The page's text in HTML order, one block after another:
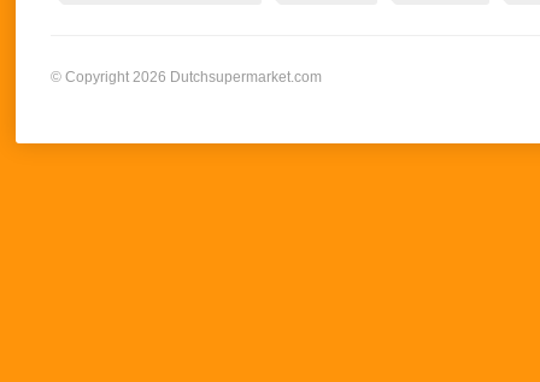
© Copyright 2026 Dutchsupermarket.com